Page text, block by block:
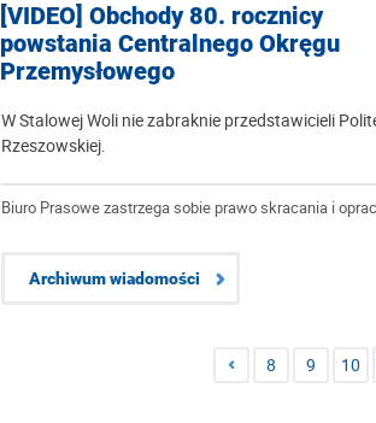
[VIDEO] Obchody 80. rocznicy
powstania Centralnego Okręgu
Przemysłowego
W Stalowej Woli nie zabraknie przedstawicieli
Rzeszowskiej.
Biuro Prasowe zastrzega sobie prawo skracania i
Archiwum wiadomości
8 9 10